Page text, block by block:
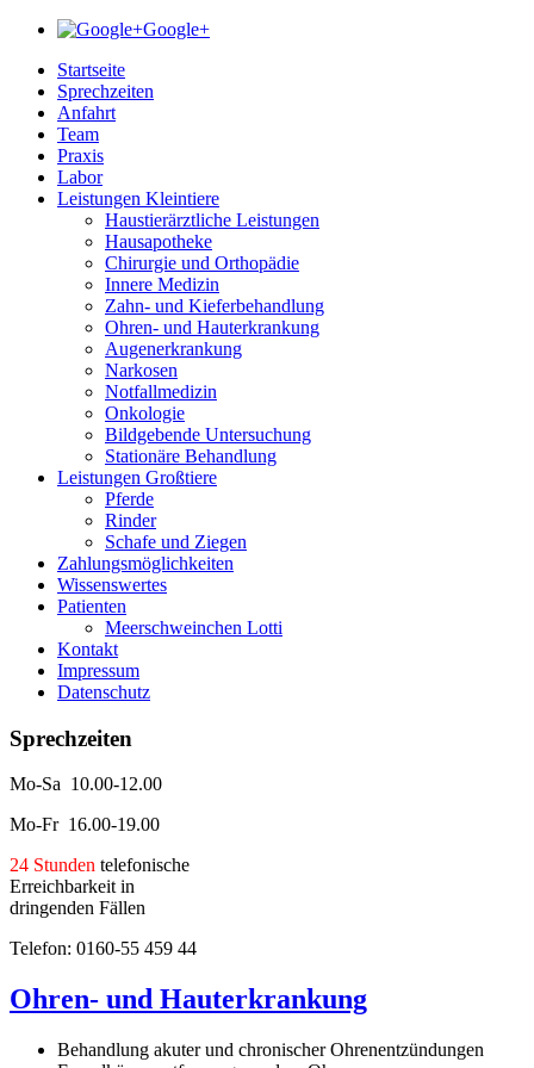
Google+
Startseite
Sprechzeiten
Anfahrt
Team
Praxis
Labor
Leistungen Kleintiere
Haustierärztliche Leistungen
Hausapotheke
Chirurgie und Orthopädie
Innere Medizin
Zahn- und Kieferbehandlung
Ohren- und Hauterkrankung
Augenerkrankung
Narkosen
Notfallmedizin
Onkologie
Bildgebende Untersuchung
Stationäre Behandlung
Leistungen Großtiere
Pferde
Rinder
Schafe und Ziegen
Zahlungsmöglichkeiten
Wissenswertes
Patienten
Meerschweinchen Lotti
Kontakt
Impressum
Datenschutz
Sprechzeiten
Mo-Sa 10.00-12.00
Mo-Fr 16.00-19.00
24 Stunden telefonische
Erreichbarkeit in
dringenden Fällen
Telefon: 0160-55 459 44
Ohren- und Hauterkrankung
Behandlung akuterund chronischer Ohrenentzündungen